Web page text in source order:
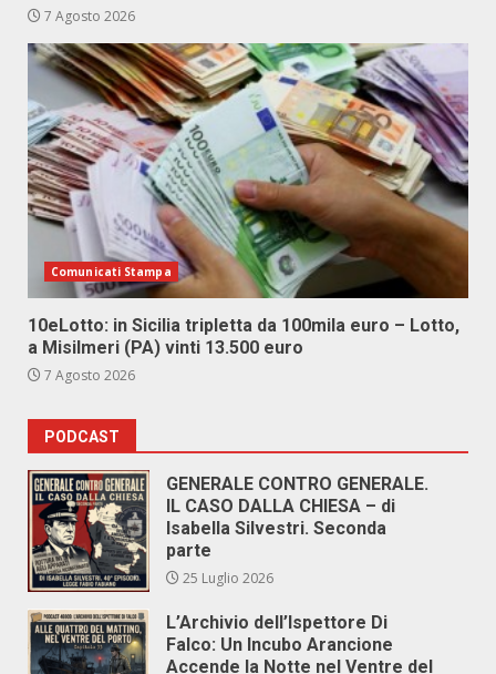
7 Agosto 2026
Comunicati Stampa
10eLotto: in Sicilia tripletta da 100mila euro – Lotto,
a Misilmeri (PA) vinti 13.500 euro
7 Agosto 2026
PODCAST
GENERALE CONTRO GENERALE.
IL CASO DALLA CHIESA – di
Isabella Silvestri. Seconda
parte
25 Luglio 2026
L’Archivio dell’Ispettore Di
Falco: Un Incubo Arancione
Accende la Notte nel Ventre del